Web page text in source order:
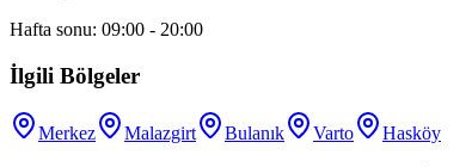
Hafta sonu: 09:00 - 20:00
İlgili Bölgeler
Merkez Malazgirt Bulanık Varto Hasköy